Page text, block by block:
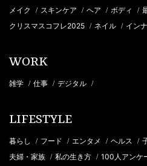
メイク / スキンケア / ヘア / ボディ /
クリスマスコフレ2025 / ネイル / イン
WORK
雑学 / 仕事 / デジタル /
LIFESTYLE
暮らし / フード / エンタメ / ヘルス /
夫婦・家族 / 私の生き方 / 100人アンケ